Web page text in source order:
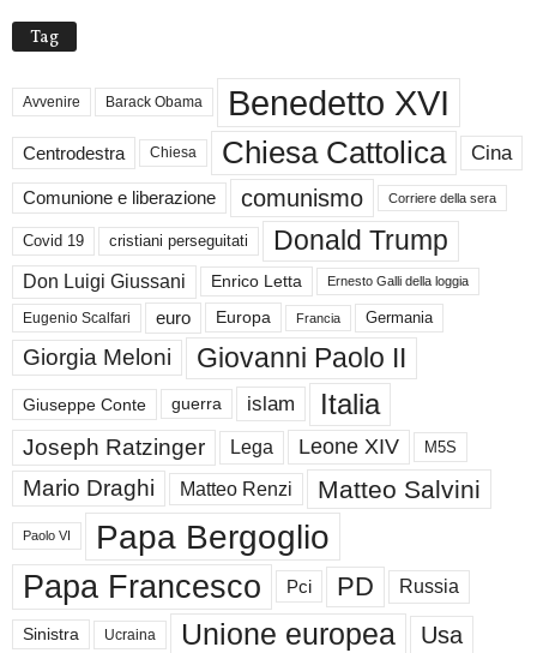
Tag
Avvenire Barack Obama Benedetto XVI
Centrodestra Chiesa Chiesa Cattolica Cina
Comunione e liberazione comunismo Corriere della sera
Covid 19 cristiani perseguitati Donald Trump
Don Luigi Giussani Enrico Letta Ernesto Galli della loggia
Eugenio Scalfari euro Europa Francia Germania
Giorgia Meloni Giovanni Paolo II
Giuseppe Conte guerra islam Italia
Joseph Ratzinger Lega Leone XIV M5S
Mario Draghi Matteo Renzi Matteo Salvini
Paolo VI Papa Bergoglio
Papa Francesco Pci PD Russia
Sinistra Ucraina Unione europea Usa